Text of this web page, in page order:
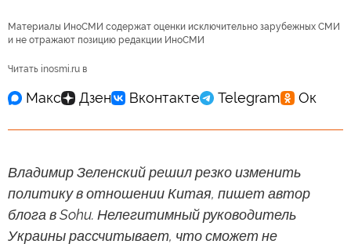
Материалы ИноСМИ содержат оценки исключительно зарубежных СМИ
и не отражают позицию редакции ИноСМИ
Читать inosmi.ru в
Владимир Зеленский решил резко изменить
политику в отношении Китая, пишет автор
блога в Sohu. Нелегитимный руководитель
Украины рассчитывает, что сможет не